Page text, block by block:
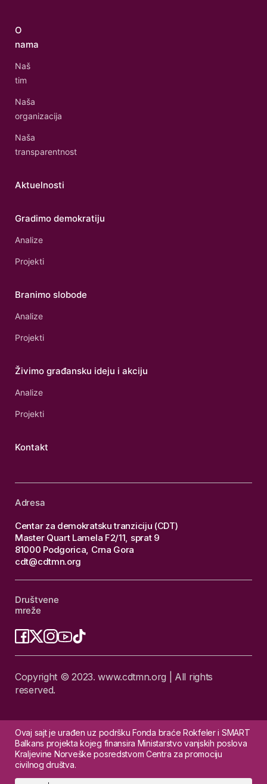
O
nama
Naš
tim
Naša
organizacija
Naša
transparentnost
Aktuelnosti
Gradimo demokratiju
Analize
Projekti
Branimo slobode
Analize
Projekti
Živimo građansku ideju i akciju
Analize
Projekti
Kontakt
Adresa
Centar za demokratsku tranziciju (CDT)
Master Quart Lamela F2/11, sprat 9
81000 Podgorica, Crna Gora
cdt@cdtmn.org
Društvene
mreže
Copyright © 2023. www.cdtmn.org | All rights
reserved.
Ovaj sajt je urađen uz podršku Fonda braće Rokfeler i SMART
Balkans projekta kojeg finansira Ministarstvo vanjskih poslova
Kraljevine Norveške posredstvom Centra za promociju
civilnog društva.